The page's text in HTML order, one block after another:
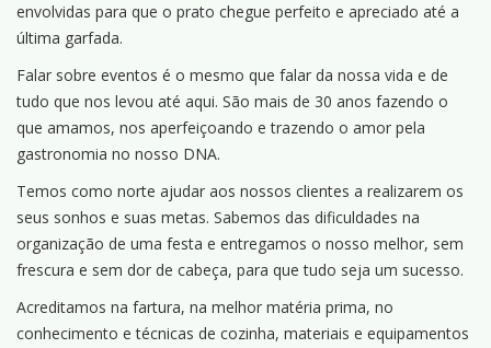
envolvidas para que o prato chegue perfeito e apreciado até a
última garfada.
Falar sobre eventos é o mesmo que falar da nossa vida e de
tudo que nos levou até aqui. São mais de 30 anos fazendo o
que amamos, nos aperfeiçoando e trazendo o amor pela
gastronomia no nosso DNA.
Temos como norte ajudar aos nossos clientes a realizarem os
seus sonhos e suas metas. Sabemos das dificuldades na
organização de uma festa e entregamos o nosso melhor, sem
frescura e sem dor de cabeça, para que tudo seja um sucesso.
Acreditamos na fartura, na melhor matéria prima, no
conhecimento e técnicas de cozinha, materiais e equipamentos